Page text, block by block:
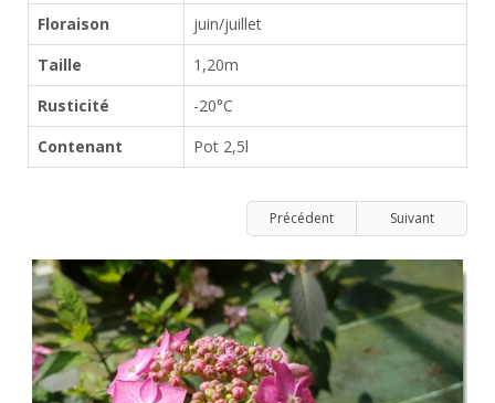
Floraison
juin/juillet
Taille
1,20m
Rusticité
-20°C
Contenant
Pot 2,5l
Précédent Suivant